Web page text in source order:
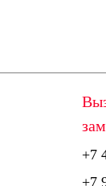
+7
+7